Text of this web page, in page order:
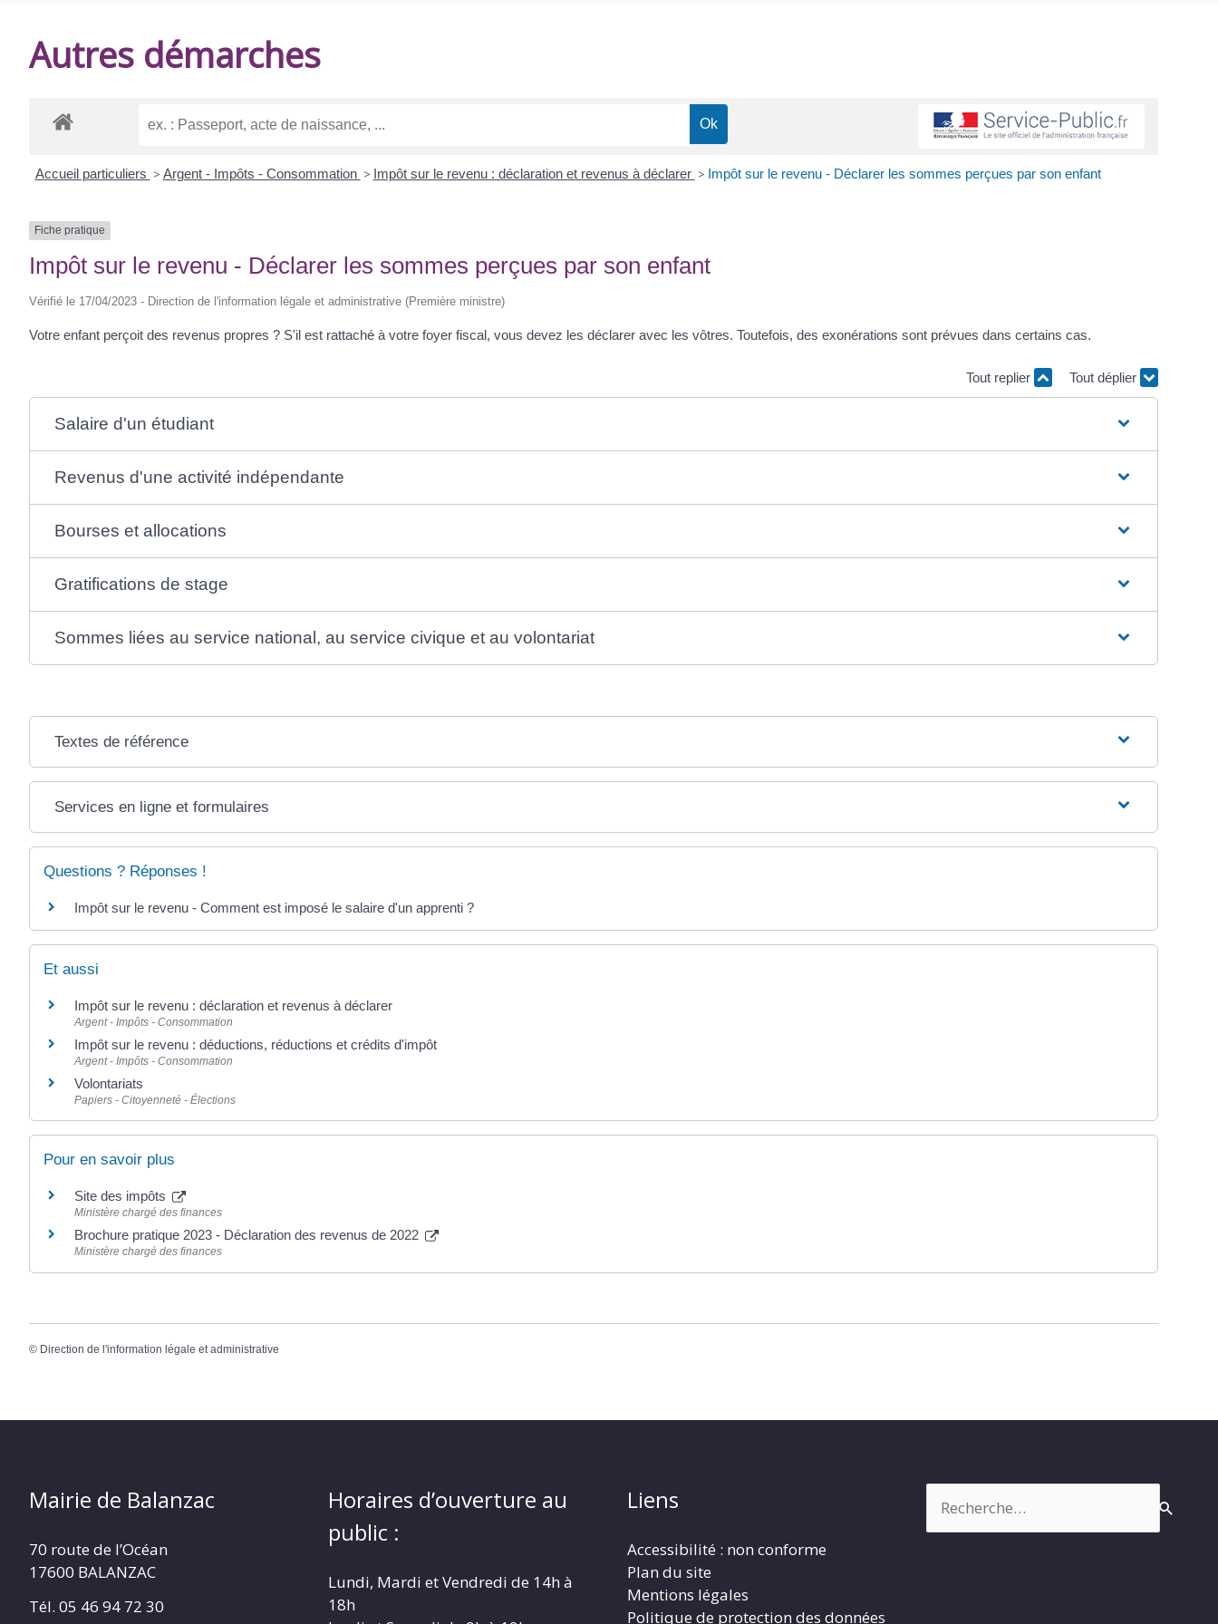
Autres démarches
Accueil particuliers > Argent - Impôts - Consommation > Impôt sur le revenu : déclaration et revenus à déclarer > Impôt sur le revenu - Déclarer les sommes perçues par son enfant
Fiche pratique
Impôt sur le revenu - Déclarer les sommes perçues par son enfant
Vérifié le 17/04/2023 - Direction de l'information légale et administrative (Première ministre)
Votre enfant perçoit des revenus propres ? S'il est rattaché à votre foyer fiscal, vous devez les déclarer avec les vôtres. Toutefois, des exonérations sont prévues dans certains cas.
Tout replier Tout déplier
Salaire d'un étudiant
Revenus d'une activité indépendante
Bourses et allocations
Gratifications de stage
Sommes liées au service national, au service civique et au volontariat
Textes de référence
Services en ligne et formulaires
Questions ? Réponses !
Impôt sur le revenu - Comment est imposé le salaire d'un apprenti ?
Et aussi
Impôt sur le revenu : déclaration et revenus à déclarer
Argent - Impôts - Consommation
Impôt sur le revenu : déductions, réductions et crédits d'impôt
Argent - Impôts - Consommation
Volontariats
Papiers - Citoyenneté - Élections
Pour en savoir plus
Site des impôts
Ministère chargé des finances
Brochure pratique 2023 - Déclaration des revenus de 2022
Ministère chargé des finances
© Direction de l'information légale et administrative
Mairie de Balanzac
70 route de l’Océan
17600 BALANZAC
Tél. 05 46 94 72 30
Horaires d’ouverture au
public :
Lundi, Mardi et Vendredi de 14h à
18h
Liens
Accessibilité : non conforme
Plan du site
Mentions légales
Politique de protection des données